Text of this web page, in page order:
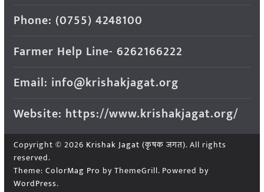
Phone: (0755) 4248100
Farmer Help Line- 6262166222
Email: info@krishakjagat.org
Website: https://www.krishakjagat.org/
Copyright © 2026 Krishak Jagat (कृषक जगत). All rights
reserved.
Theme: ColorMag Pro by ThemeGrill. Powered by
WordPress.